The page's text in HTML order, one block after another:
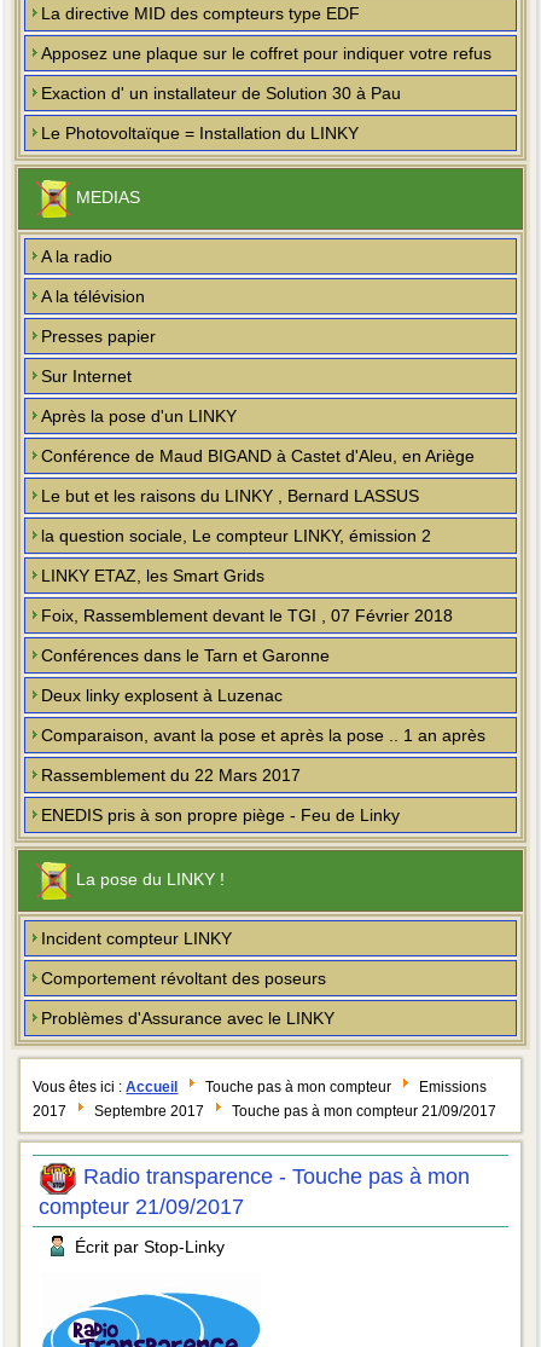
La directive MID des compteurs type EDF
Apposez une plaque sur le coffret pour indiquer votre refus
Exaction d' un installateur de Solution 30 à Pau
Le Photovoltaïque = Installation du LINKY
MEDIAS
A la radio
A la télévision
Presses papier
Sur Internet
Après la pose d'un LINKY
Conférence de Maud BIGAND à Castet d'Aleu, en Ariège
Le but et les raisons du LINKY , Bernard LASSUS
la question sociale, Le compteur LINKY, émission 2
LINKY ETAZ, les Smart Grids
Foix, Rassemblement devant le TGI , 07 Février 2018
Conférences dans le Tarn et Garonne
Deux linky explosent à Luzenac
Comparaison, avant la pose et après la pose .. 1 an après
Rassemblement du 22 Mars 2017
ENEDIS pris à son propre piège - Feu de Linky
La pose du LINKY !
Incident compteur LINKY
Comportement révoltant des poseurs
Problèmes d'Assurance avec le LINKY
Vous êtes ici :Accueil Touche pas à mon compteur
Emissions
2017
Septembre 2017 Touche pas à mon compteur 21/09/2017
Radio transparence - Touche pas à mon
compteur 21/09/2017
Écrit par Stop-Linky